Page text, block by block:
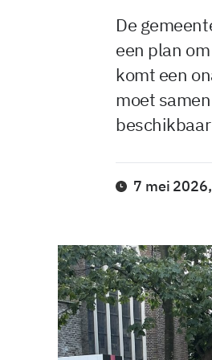
De
een plan
komt een
moet
7 mei